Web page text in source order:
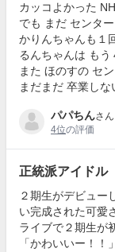
カッコよかった
でも まだ センタ
かりんちゃんも
るんちゃんは も
また ほのすの セ
まだまだ 卒業しな
パパちんさん
4位の評価
正統派アイドル
２期生がデビュー
い完成された可愛
ライブで２期生が
「かわいいー！！